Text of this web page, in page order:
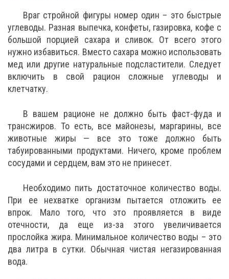
Враг стройной фигуры номер один – это быстрые
углеводы. Разная выпечка, конфеты, газировка, кофе с
большой порцией сахара и сливок. От всего этого
нужно избавиться. Вместо сахара можно использовать
мед или другие натуральные подсластители. Следует
включить в свой рацион сложные углеводы и
клетчатку.
В вашем рационе не должно быть фаст-фуда и
трансжиров. То есть, все майонезы, маргарины, все
животные жиры — все это тоже должно быть
табуированными продуктами. Ничего, кроме проблем
сосудами и сердцем, вам это не принесет.
Необходимо пить достаточное количество воды.
При ее нехватке организм пытается отложить ее
впрок. Мало того, что это проявляется в виде
отечности, да еще из-за этого увеличивается
прослойка жира. Минимальное количество воды – это
два литра в сутки. Обычная чистая негазированная
вода.